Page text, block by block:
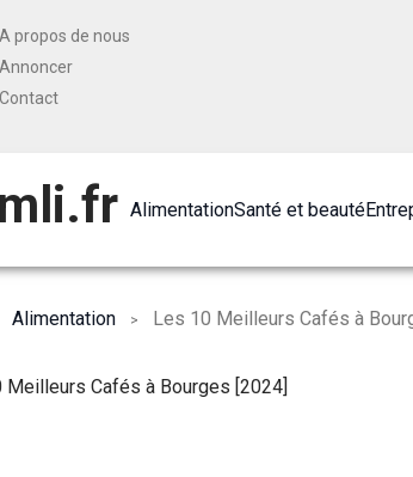
A propos de nous
Annoncer
Contact
AlimentationSanté et beauté
Alimentation Les 10 Meilleurs Cafés à